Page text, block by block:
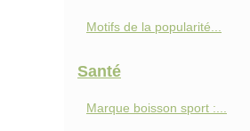
Motifs de la popularité...
Santé
Marque boisson sport :...